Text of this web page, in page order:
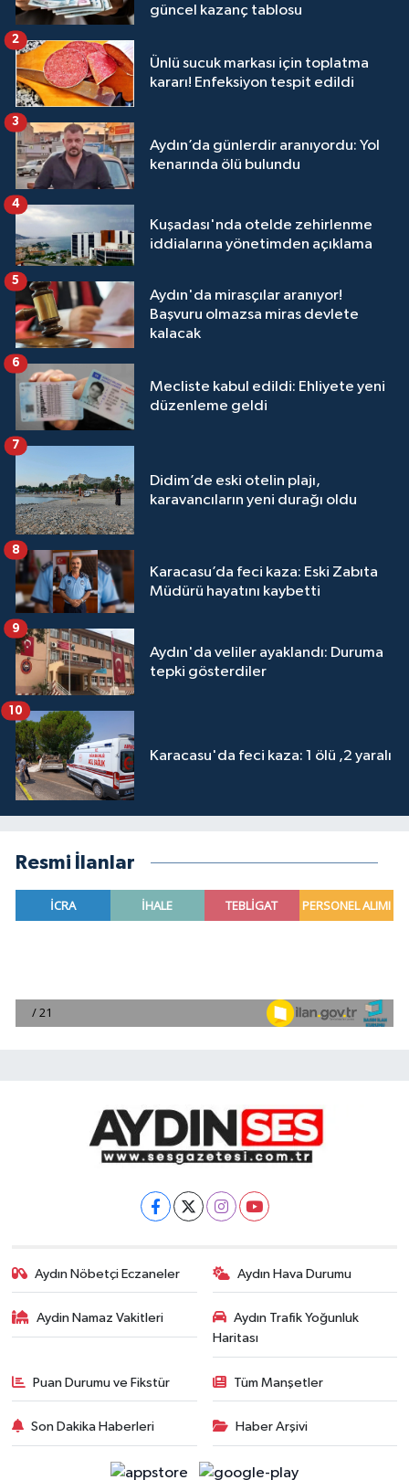
güncel kazanç tablosu
Ünlü sucuk markası için toplatma
kararı! Enfeksiyon tespit edildi
2
Aydın’da günlerdir aranıyordu: Yol
kenarında ölü bulundu
3
Kuşadası'nda otelde zehirlenme
iddialarına yönetimden açıklama
4
Aydın'da mirasçılar aranıyor!
Başvuru olmazsa miras devlete
kalacak
5
Mecliste kabul edildi: Ehliyete yeni
düzenleme geldi
6
Didim’de eski otelin plajı,
karavancıların yeni durağı oldu
7
Karacasu’da feci kaza: Eski Zabıta
Müdürü hayatını kaybetti
8
Aydın'da veliler ayaklandı: Duruma
tepki gösterdiler
9
Karacasu'da feci kaza: 1 ölü ,2 yaralı
10
Resmi İlanlar
Aydın Nöbetçi Eczaneler Aydın Hava Durumu
Aydin Namaz Vakitleri
Aydın Trafik Yoğunluk
Haritası
Puan Durumu ve Fikstür Tüm Manşetler
Son Dakika Haberleri Haber Arşivi